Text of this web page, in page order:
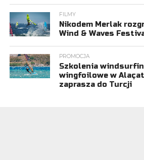
FILMY
Nikodem Merlak
Wind & Waves
PROMOCJA
Szkolenia
wingfoilowe w
zaprasza do Turcji